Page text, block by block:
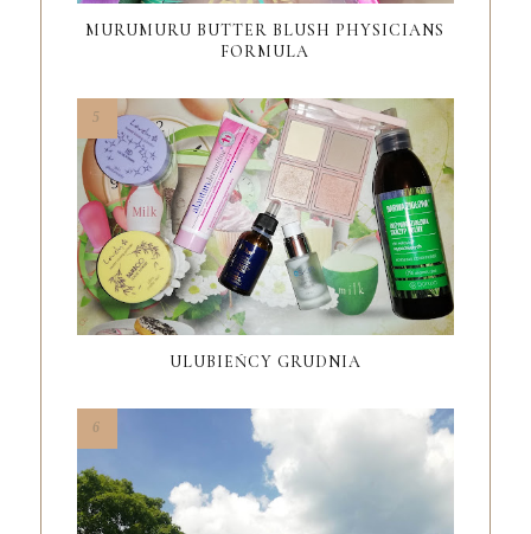
MURUMURU BUTTER BLUSH PHYSICIANS
FORMULA
ULUBIEŃCY GRUDNIA